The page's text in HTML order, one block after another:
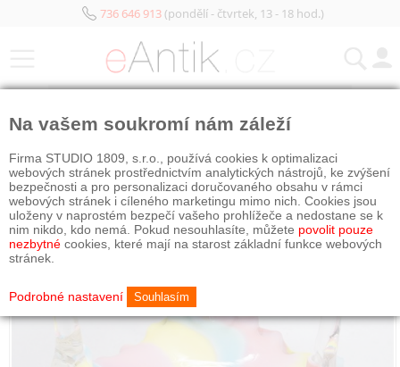
736 646 913(pondělí - čtvrtek, 13 - 18 hod.)
Na vašem soukromí nám záleží
Firma STUDIO 1809, s.r.o., používá cookies k optimalizaci
webových stránek prostřednictvím analytických nástrojů, ke zvýšení
bezpečnosti a pro personalizaci doručovaného obsahu v rámci
webových stránek i cíleného marketingu mimo nich. Cookies jsou
uloženy v naprostém bezpečí vašeho prohlížeče a nedostane se k
nim nikdo, kdo nemá. Pokud nesouhlasíte, můžete povolit pouze
nezbytné cookies, které mají na starost základní funkce webových
stránek.
Podrobné nastavení Souhlasím